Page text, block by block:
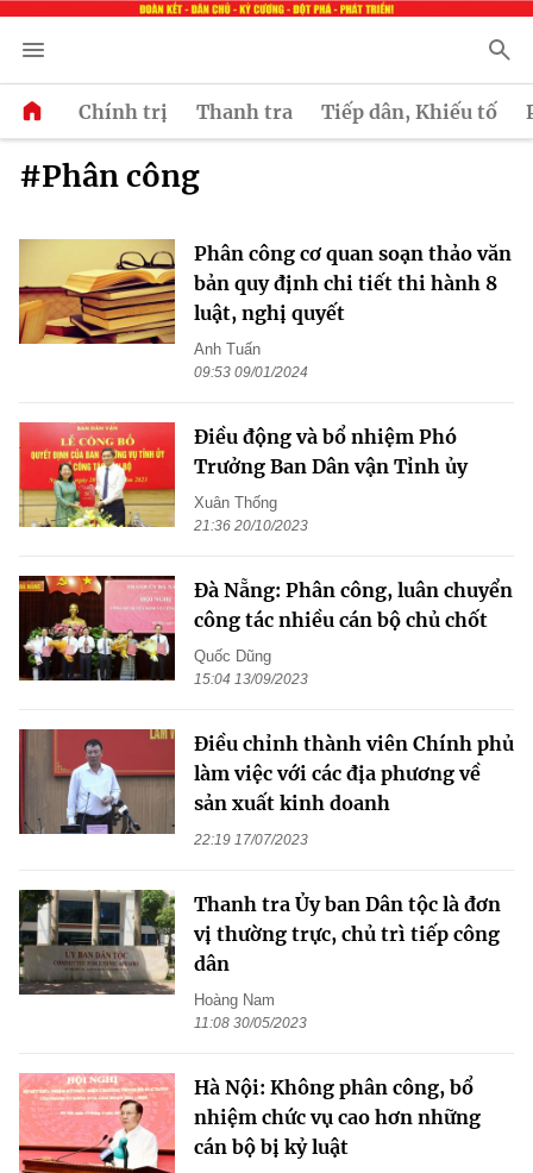
Chính trị Thanh tra Tiếp dân, Khiếu tố
#Phân công
Phân công cơ quan soạn thảo văn
bản quy định chi tiết thi hành 8
luật, nghị quyết
Anh Tuấn
09:53 09/01/2024
Điều động và bổ nhiệm Phó
Trưởng Ban Dân vận Tỉnh ủy
Xuân Thống
21:36 20/10/2023
Đà Nẵng: Phân công, luân chuyển
công tác nhiều cán bộ chủ chốt
Quốc Dũng
15:04 13/09/2023
Điều chỉnh thành viên Chính phủ
làm việc với các địa phương về
sản xuất kinh doanh
22:19 17/07/2023
Thanh tra Ủy ban Dân tộc là đơn
vị thường trực, chủ trì tiếp công
dân
Hoàng Nam
11:08 30/05/2023
Hà Nội: Không phân công, bổ
nhiệm chức vụ cao hơn những
cán bộ bị kỷ luật